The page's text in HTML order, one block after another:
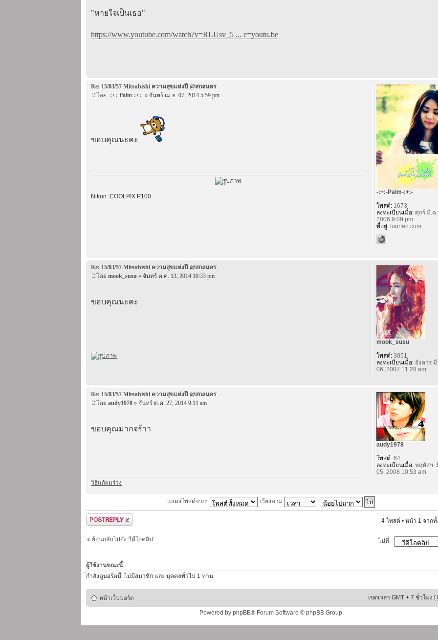
"หายใจเป็นเธอ"
https://www.youtube.com/watch?v=RLUsv_5 ... e=youtu.be
Re: 15/03/57 Mitsubishi ความสุขแห่งปี @สกลนคร
โดย -:+:-Palm-:+:- » จันทร์ เม.ย. 07, 2014 5:59 pm
ขอบคุณนะคะ
Nikon :COOLPIX P100
-:+:-Palm-:+:-
โพสต์:1673
ลงทะเบียนเมื่อ:ศุกร์ มี.ค.
2006 9:09 pm
ที่อยู่:fourfan.com
Re: 15/03/57 Mitsubishi ความสุขแห่งปี @สกลนคร
โดย mook_susu » จันทร์ ต.ค. 13, 2014 10:33 pm
ขอบคุณนะคะ
mook_susu
โพสต์:3051
ลงทะเบียนเมื่อ:อังคาร มี.
06, 2007 11:28 am
Re: 15/03/57 Mitsubishi ความสุขแห่งปี @สกลนคร
โดย audy1978 » จันทร์ ต.ค. 27, 2014 9:11 am
ขอบคุณมากจร้าา
วิธีแก้ผมร่วง
audy1978
โพสต์:64
ลงทะเบียนเมื่อ:พฤหัสฯ.
05, 2008 10:53 am
แสดงโพสต์จาก: เรียงตาม
ตอบกระทู้ 4 โพสต์ • หน้า 1 จาก
ย้อนกลับไปยัง วีดีโอคลิป ไปที่:
ผู้ใช้งานขณะนี้
่กำลังดูบอร์ดนี้: ไม่มีสมาชิก และ บุคคลทั่วไป 1 ท่าน
หน้าเว็บบอร์ด เขตเวลา GMT + 7 ชั่วโมง [
Powered by phpBB® Forum Software © phpBB Group.